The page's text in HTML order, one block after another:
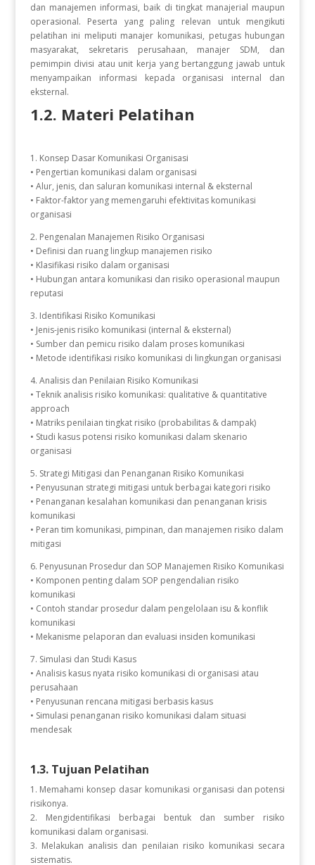
dan manajemen informasi, baik di tingkat manajerial maupun
operasional. Peserta yang paling relevan untuk mengikuti
pelatihan ini meliputi manajer komunikasi, petugas hubungan
masyarakat, sekretaris perusahaan, manajer SDM, dan
pemimpin divisi atau unit kerja yang bertanggung jawab untuk
menyampaikan informasi kepada organisasi internal dan
eksternal.
1.2. Materi Pelatihan
1. Konsep Dasar Komunikasi Organisasi
• Pengertian komunikasi dalam organisasi
• Alur, jenis, dan saluran komunikasi internal & eksternal
• Faktor-faktor yang memengaruhi efektivitas komunikasi
organisasi
2. Pengenalan Manajemen Risiko Organisasi
• Definisi dan ruang lingkup manajemen risiko
• Klasifikasi risiko dalam organisasi
• Hubungan antara komunikasi dan risiko operasional maupun
reputasi
3. Identifikasi Risiko Komunikasi
• Jenis-jenis risiko komunikasi (internal & eksternal)
• Sumber dan pemicu risiko dalam proses komunikasi
• Metode identifikasi risiko komunikasi di lingkungan organisasi
4. Analisis dan Penilaian Risiko Komunikasi
• Teknik analisis risiko komunikasi: qualitative & quantitative
approach
• Matriks penilaian tingkat risiko (probabilitas & dampak)
• Studi kasus potensi risiko komunikasi dalam skenario
organisasi
5. Strategi Mitigasi dan Penanganan Risiko Komunikasi
• Penyusunan strategi mitigasi untuk berbagai kategori risiko
• Penanganan kesalahan komunikasi dan penanganan krisis
komunikasi
• Peran tim komunikasi, pimpinan, dan manajemen risiko dalam
mitigasi
6. Penyusunan Prosedur dan SOP Manajemen Risiko Komunikasi
• Komponen penting dalam SOP pengendalian risiko
komunikasi
• Contoh standar prosedur dalam pengelolaan isu & konflik
komunikasi
• Mekanisme pelaporan dan evaluasi insiden komunikasi
7. Simulasi dan Studi Kasus
• Analisis kasus nyata risiko komunikasi di organisasi atau
perusahaan
• Penyusunan rencana mitigasi berbasis kasus
• Simulasi penanganan risiko komunikasi dalam situasi
mendesak
1.3. Tujuan Pelatihan
1. Memahami konsep dasar komunikasi organisasi dan potensi
risikonya.
2. Mengidentifikasi berbagai bentuk dan sumber risiko
komunikasi dalam organisasi.
3. Melakukan analisis dan penilaian risiko komunikasi secara
sistematis.